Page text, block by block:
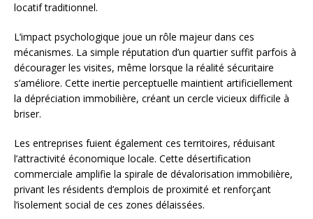
locatif traditionnel.
L’impact psychologique joue un rôle majeur dans ces
mécanismes. La simple réputation d’un quartier suffit parfois à
décourager les visites, même lorsque la réalité sécuritaire
s’améliore. Cette inertie perceptuelle maintient artificiellement
la dépréciation immobilière, créant un cercle vicieux difficile à
briser.
Les entreprises fuient également ces territoires, réduisant
l’attractivité économique locale. Cette désertification
commerciale amplifie la spirale de dévalorisation immobilière,
privant les résidents d’emplois de proximité et renforçant
l’isolement social de ces zones délaissées.